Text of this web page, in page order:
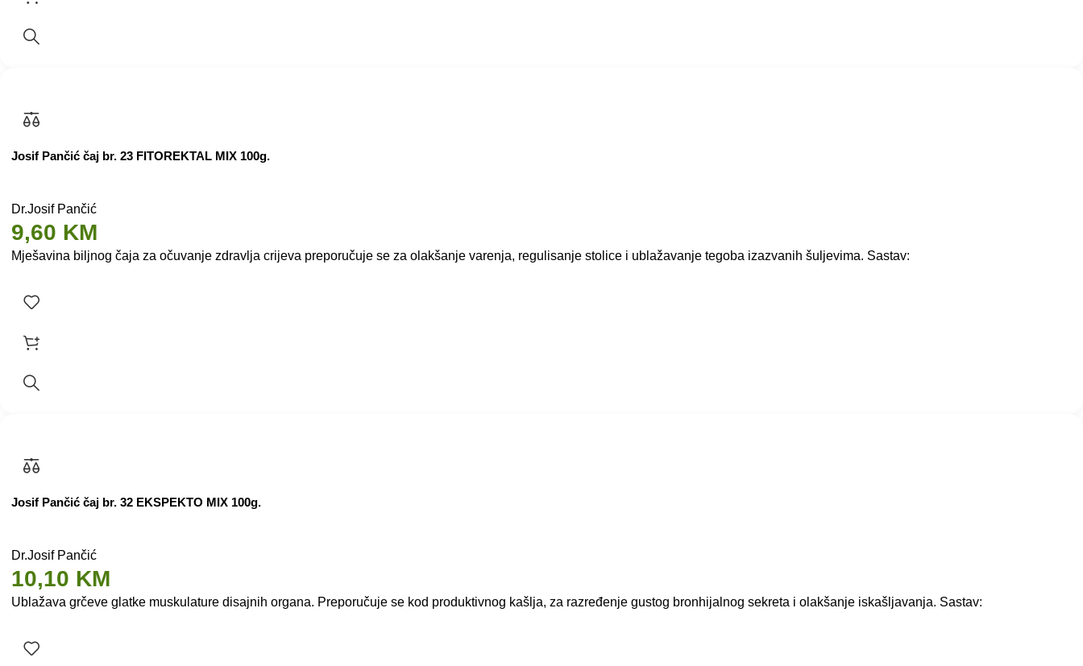
Josif Pančić čaj br. 23 FITOREKTAL MIX 100g.
Dr.Josif Pančić
9,60 KM
Mješavina biljnog čaja za očuvanje zdravlja crijeva preporučuje se za olakšanje varenja, regulisanje stolice i ublažavanje tegoba izazvanih šuljevima. Sastav:
Josif Pančić čaj br. 32 EKSPEKTO MIX 100g.
Dr.Josif Pančić
10,10 KM
Ublažava grčeve glatke muskulature disajnih organa. Preporučuje se kod produktivnog kašlja, za razređenje gustog bronhijalnog sekreta i olakšanje iskašljavanja. Sastav: